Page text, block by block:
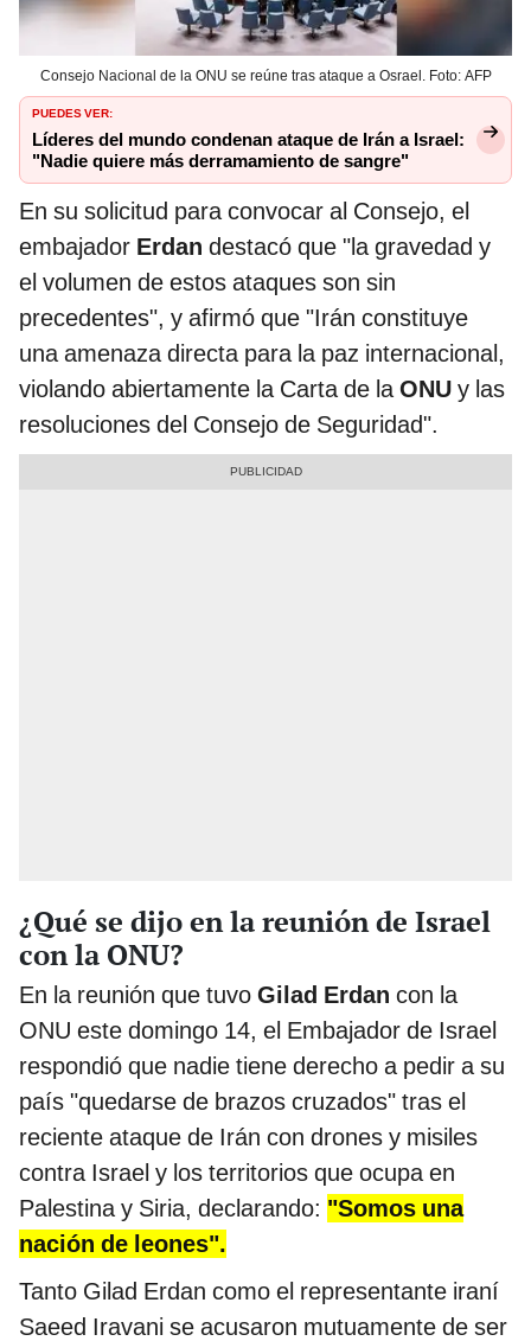
Consejo Nacional de la ONU se reúne tras ataque a Osrael. Foto: AFP
PUEDES VER:
Líderes del mundo condenan ataque de Irán a Israel:
"Nadie quiere más derramamiento de sangre"
En su solicitud para convocar al Consejo, el
embajador Erdan destacó que "la gravedad y
el volumen de estos ataques son sin
precedentes", y afirmó que "Irán constituye
una amenaza directa para la paz internacional,
violando abiertamente la Carta de laONU y las
resoluciones del Consejo de Seguridad".
¿Qué se dijo en la reunión de Israel
con la ONU?
En la reunión que tuvo Gilad Erdan con la
ONU este domingo 14, el Embajador de Israel
respondió que nadie tiene derecho a pedir a su
país "quedarse de brazos cruzados" tras el
reciente ataque de Irán con drones y misiles
contra Israel y los territorios que ocupa en
Palestina y Siria, declarando: "Somos una
nación de leones".
Tanto Gilad Erdan como el representante iraní
Saeed Iravani se acusaron mutuamente de ser